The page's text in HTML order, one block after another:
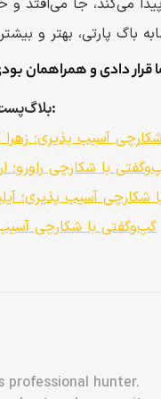
بلاگ‌پست‌های مرتبط:
آسیب پذیری؛ زهرا
شکارچی آسیب پذیری؛
گپ‌وگفتی با شکارچی
professional hunter.